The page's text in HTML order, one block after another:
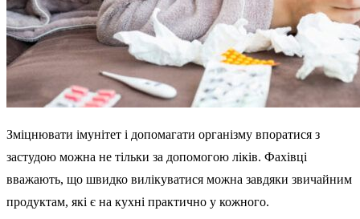
Зміцнювати імунітет і допомагати організму впоратися з
застудою можна не тільки за допомогою ліків. Фахівці
вважають, що швидко вилікуватися можна завдяки звичайним
продуктам, які є на кухні практично у кожного.